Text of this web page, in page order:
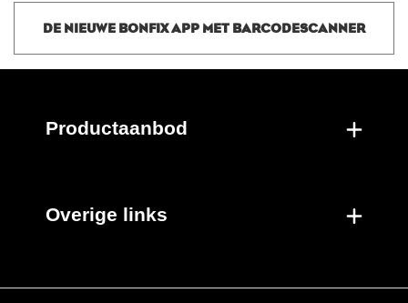
DE NIEUWE BONFIX APP MET BARCODESCANNER
Productaanbod
Overige links